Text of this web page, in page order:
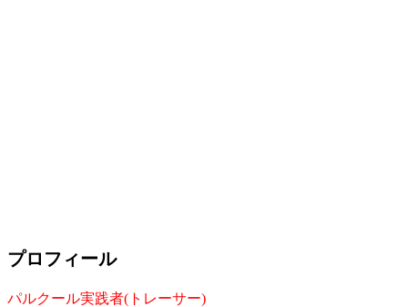
プロフィール
パルクール実践者(トレーサー)